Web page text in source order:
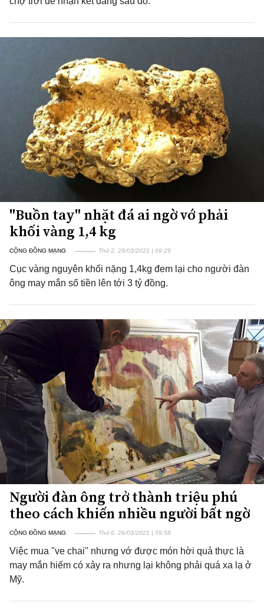
"Buồn tay" nhặt đá ai ngờ vớ phải
khối vàng 1,4 kg
CỘNG ĐỒNG MẠNG Thứ 2, 29/03/2021 | 09:29
Cục vàng nguyên khối nặng 1,4kg đem lại cho người đàn
ông may mắn số tiền lên tới 3 tỷ đồng.
Người đàn ông trở thành triệu phú
theo cách khiến nhiều người bất ngờ
CỘNG ĐỒNG MẠNG Thứ 6, 26/03/2021 | 09:58
Việc mua "ve chai" nhưng vớ được món hời quả thực là
may mắn hiếm có xảy ra nhưng lại không phải quá xa lạ ở
Mỹ.